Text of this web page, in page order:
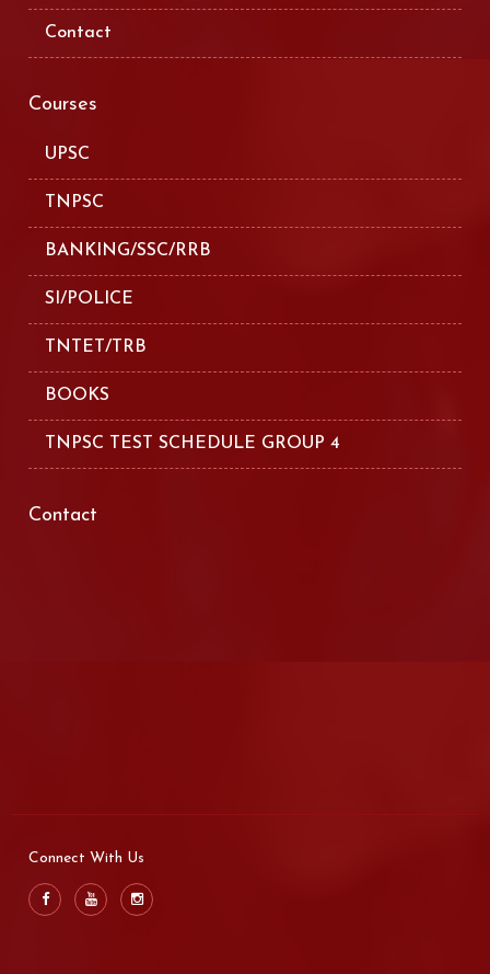
Contact
Courses
UPSC
TNPSC
BANKING/SSC/RRB
SI/POLICE
TNTET/TRB
BOOKS
TNPSC TEST SCHEDULE GROUP 4
Contact
Connect With Us